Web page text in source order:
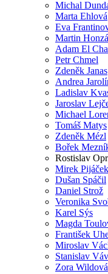
Michal
Marta Ehlová
Eva
Martin
Adam El
Petr Chmel
Zdeněk Janas
Andrea
Ladislav
Jaroslav
Michael
Tomáš Matys
Zdeněk Mézl
Bořek
Rostislav
Mirek Pijáček
Dušan Spáčil
Daniel Strož
Veronika
Karel Sýs
Magda
František
Miroslav
Stanislav
Zora Wildová